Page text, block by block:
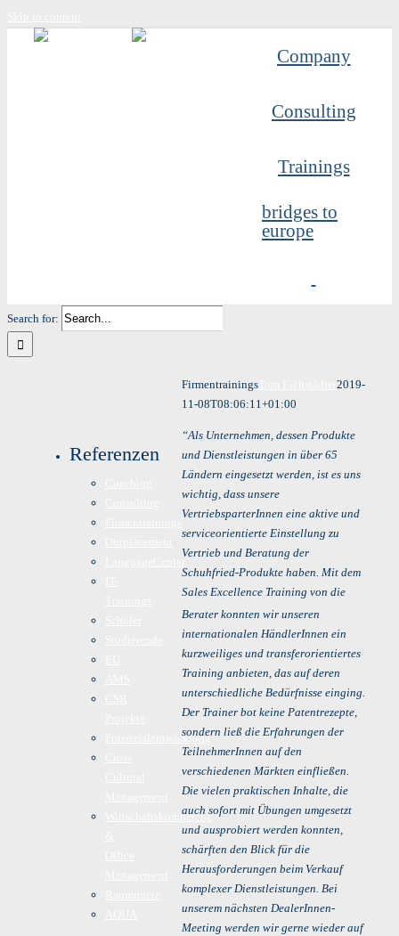
Company
Consulting
Trainings
bridges to
europe
Search for:
FirmentrainingsTom Eichstädter 2019-
11-08T08:06:11+01:00
“Als Unternehmen, dessen Produkte
und Dienstleistungen in über 65
Ländern eingesetzt werden, ist es uns
wichtig, dass unsere
VertriebsparterInnen eine aktive und
serviceorientierte Einstellung zu
Vertrieb und Beratung der
Schuhfried-Produkte haben. Mit dem
Sales Excellence Training von die
Berater konnten wir unseren
internationalen HändlerInnen ein
kurzweiliges und transferorientiertes
Training anbieten, das auf deren
unterschiedliche Bedürfnisse einging.
Der Trainer bot keine Patentrezepte,
sondern ließ die Erfahrungen der
TeilnehmerInnen auf den
verschiedenen Märkten einfließen.
Die vielen praktischen Inhalte, die
auch sofort mit Übungen umgesetzt
und ausprobiert werden konnten,
schärften den Blick für die
Herausforderungen beim Verkauf
komplexer Dienstleistungen. Bei
unserem nächsten DealerInnen-
Meeting werden wir gerne wieder auf
Referenzen
LanguageCenter
Potenzialentwicklung
Wirtschaftskompetenz